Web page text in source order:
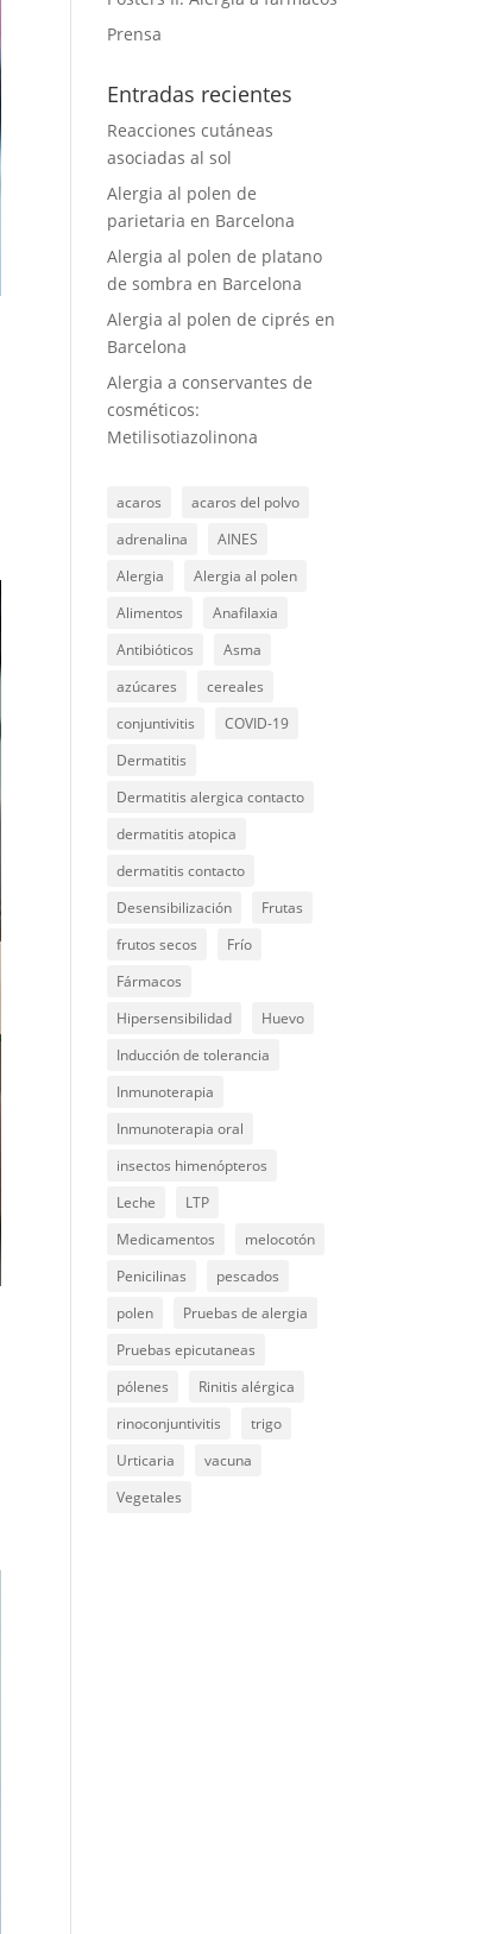
Prensa
Entradas recientes
Reacciones cutáneas
asociadas al sol
Alergia al polen de
parietaria en Barcelona
Alergia al polen de platano
de sombra en Barcelona
Alergia al polen de ciprés en
Barcelona
Alergia a conservantes de
cosméticos:
Metilisotiazolinona
acaros
acaros del polvo
adrenalina
AINES
Alergia
Alergia al polen
Alimentos
Anafilaxia
Antibióticos
Asma
azúcares
cereales
conjuntivitis
COVID-19
Dermatitis
Dermatitis alergica contacto
dermatitis atopica
dermatitis contacto
Desensibilización
Frutas
frutos secos
Frío
Fármacos
Hipersensibilidad
Huevo
Inducción de tolerancia
Inmunoterapia
Inmunoterapia oral
insectos himenópteros
Leche
LTP
Medicamentos
melocotón
Penicilinas
pescados
polen
Pruebas de alergia
Pruebas epicutaneas
pólenes
Rinitis alérgica
rinoconjuntivitis
trigo
Urticaria
vacuna
Vegetales